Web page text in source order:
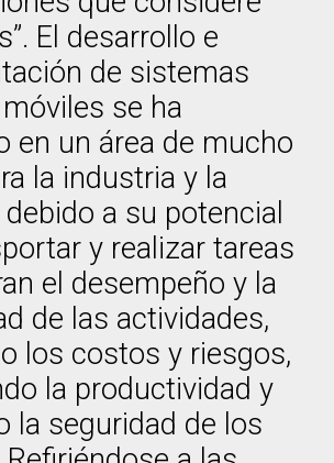
El desarrollo e
de sistemas
se ha
en un área de mucho
la industria y la
a su potencial
y realizar tareas
el desempeño y la
de las actividades,
los costos y riesgos,
la productividad y
la seguridad de los